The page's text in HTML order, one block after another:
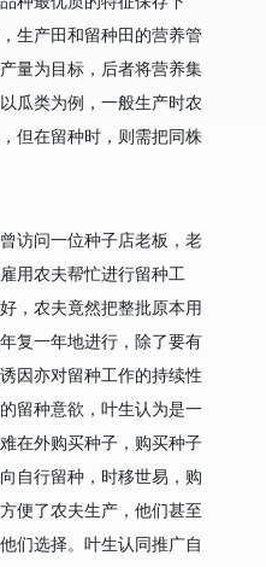
生产田和留种田的营养管
量为目标，后者将营养集
瓜类为例，一般生产时农
但在留种时，则需把同株
访问一位种子店老板，老
用农夫帮忙进行留种工
，农夫竟然把整批原本用
复一年地进行，除了要有
因亦对留种工作的持续性
留种意欲，叶生认为是一
在外购买种子，购买种子
自行留种，时移世易，购
便了农夫生产，他们甚至
们选择。叶生认同推广自